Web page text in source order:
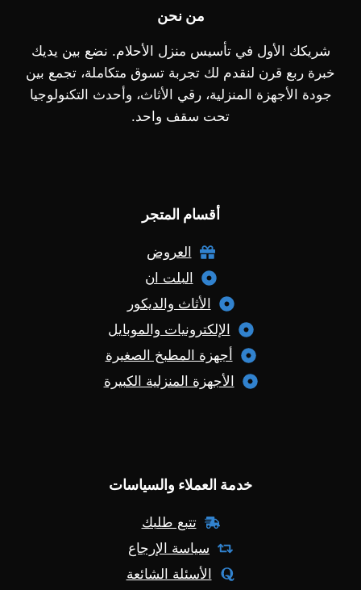
من نحن
شريكك الأول في تأسيس منزل الأحلام. نضع بين يديك
خبرة ربع قرن لنقدم لك تجربة تسوق متكاملة، تجمع بين
جودة الأجهزة المنزلية، رقي الأثاث، وأحدث التكنولوجيا
تحت سقف واحد.
أقسام المتجر
العروض
البلت ان
الأثاث والديكور
الإلكترونيات والموبايل
أجهزة المطبخ الصغيرة
الأجهزة المنزلية الكبيرة
خدمة العملاء والسياسات
تتبع طلبك
سياسة الإرجاع
الأسئلة الشائعة